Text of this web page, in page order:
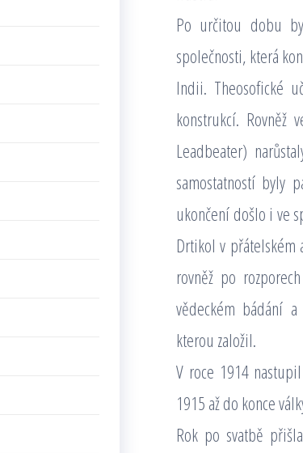
Po určitou dobu
společnosti, která
Indii. Theosofické
konstrukcí. Rovněž
Leadbeater)
samostatností byly
ukončení došlo i ve
Drtikol v přátelském
rovněž po
vědeckém bádání
kterou založil.
V roce 1914
1915 až do konce
Rok po svatbě